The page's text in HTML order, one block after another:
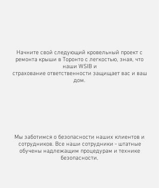
Начните свой следующий кровельный проект с
ремонта крыши в Торонто с легкостью, зная, что
наши WSIB и
страхование ответственности защищает вас и ваш
дом.
Мы заботимся о безопасности наших клиентов и
сотрудников. Все наши сотрудники - штатные
обучены надлежащим процедурам и технике
безопасности.